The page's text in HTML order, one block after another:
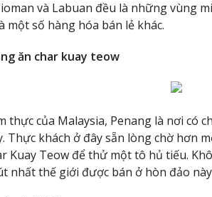
và Labuan đều là những vùng
một số hàng hóa bán lẻ khác.
ăn char kuay teow
thực của Malaysia, Penang là nơi có
Thực khách ở đây sẵn lòng chờ hơn
Kuay Teow để thử một tô hủ tiếu.
nhất thế giới được bán ở hòn đảo